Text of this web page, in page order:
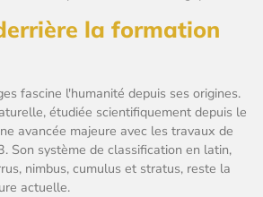
la formation
fascine l'humanité depuis ses origines.
étudiée scientifiquement depuis le
avancée majeure avec les travaux de
Son système de classification en latin,
nimbus, cumulus et stratus, reste la
actuelle.